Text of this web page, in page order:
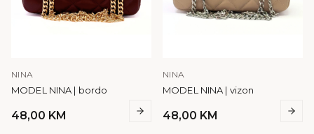
NINA
MODEL NINA | bordo
48,00 KM
NINA
MODEL NINA | vizon
48,00 KM